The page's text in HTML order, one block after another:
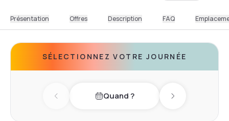
Présentation Offres Description FAQ
SÉLECTIONNEZ VOTRE JOURNÉE
Previous dayQuand ? Next day